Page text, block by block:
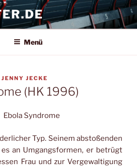
Menü
JENNY JECKE
(HK 1996)
Typ. Seinem abstoßenden
an Umgangsformen, er betrügt
Frau und zur Vergewaltigung